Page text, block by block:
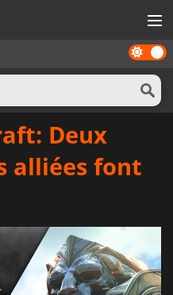
Dark
mode
Deux
alliées font